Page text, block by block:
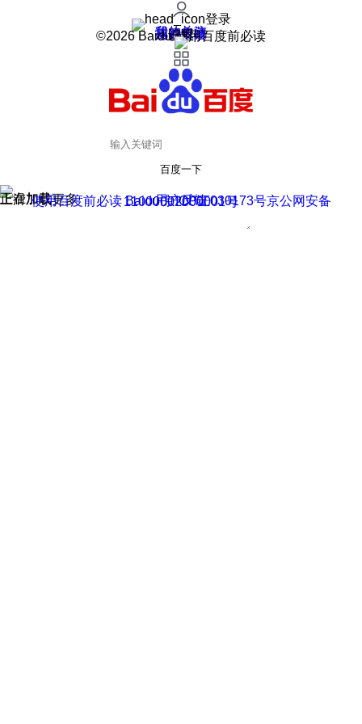
登录
我的关注
我的收藏
皮肤中心
用户反馈
设置
©2026 Baidu 使用百度前必读
百度一下
正在加载
上滑加载更多 用户反馈
使用百度前必读 Baidu 京ICP证030173号
京公网安备11000002000001号